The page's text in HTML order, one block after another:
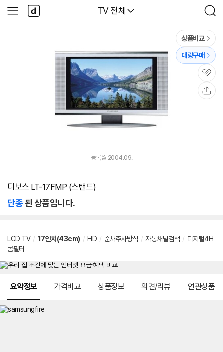
다나와
TV 전체
검
색
사
이
다
나
와
상품비교
대량구매
관
심
등록월 2004.09.
디보스 LT-17FMP (스탠드)
단종된 상품입니다.
LCD TV / 17인치(43cm) / HD / 순차주사방식 / 자동채널검색 / 디지털4H
콤필터
요약정보 가격비교 상품정보 의견/리뷰 연관상품